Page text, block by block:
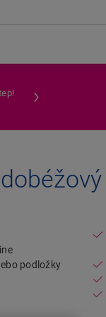
podložky